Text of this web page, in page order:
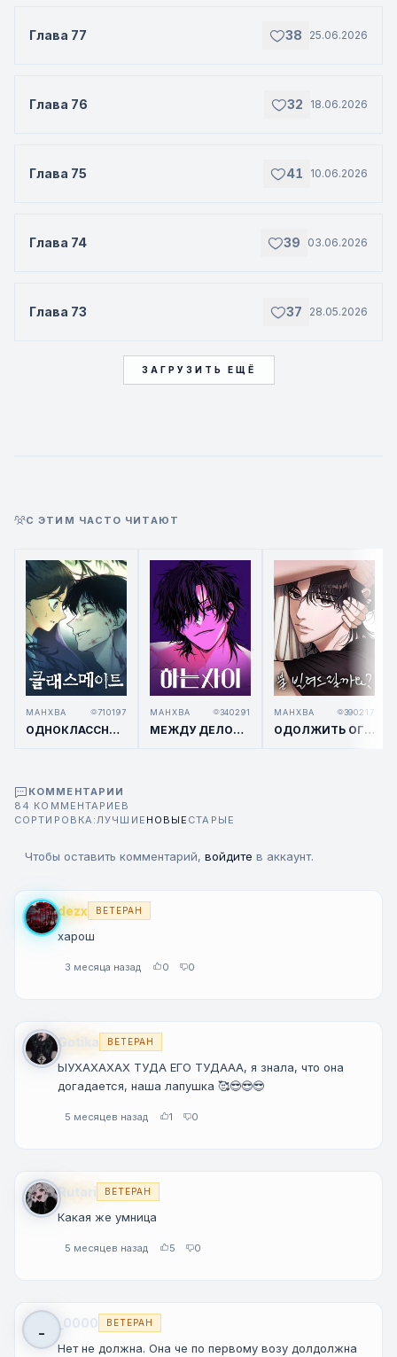
Глава 77 38 25.06.2026
Глава 76 32 18.06.2026
Глава 75 41 10.06.2026
Глава 74 39 03.06.2026
Глава 73 37 28.05.2026
ЗАГРУЗИТЬ ЕЩЁ
С ЭТИМ ЧАСТО ЧИТАЮТ
МАНХВА 710197
ОДНОКЛАССНИК / CLASSMATE
МАНХВА 340291
МЕЖДУ ДЕЛОМ / IN BETWEEN
МАНХВА 390217
ОДОЛЖИТЬ ОГОНЕК? / BORROW A LIGHT?
КОММЕНТАРИИ
84 КОММЕНТАРИЕВ
СОРТИРОВКА:ЛУЧШИЕ НОВЫЕ СТАРЫЕ
Чтобы оставить комментарий, войдите в аккаунт.
dezx ВЕТЕРАН
харош
3 месяца назад 0 0
Gotika ВЕТЕРАН
ЫУХАХАХАХ ТУДА ЕГО ТУДААА, я знала, что она
догадается, наша лапушка 🥰😎😎😎
5 месяцев назад 1 0
Rutari ВЕТЕРАН
Какая же умница
5 месяцев назад 5 0
_0000 ВЕТЕРАН
Нет не должна. Она че по первому возу долдолжна